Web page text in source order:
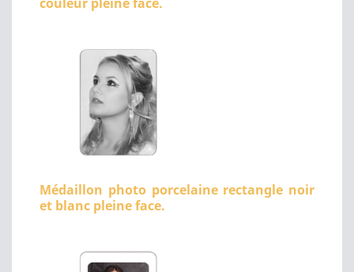
Médaillon photo porcelaine rectangle noir
et blanc pleine face.